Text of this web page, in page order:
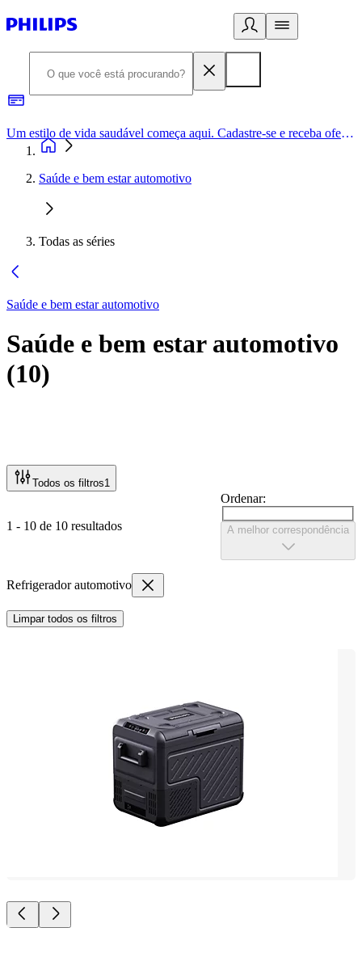
Um estilo de vida saudável começa aqui. Cadastre-se e receba ofertas exclusivas.
Saúde e bem estar automotivo
Todas as séries
Saúde e bem estar automotivo
Saúde e bem estar automotivo
(10)
Todos os filtros1
1 - 10 de 10 resultados
Ordenar:
A melhor correspondência
Refrigerador automotivo
Limpar todos os filtros